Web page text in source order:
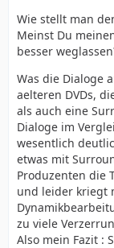
Wie stellt man
Meinst Du
besser
Was die Dialoge
aelteren DVDs,
als auch eine
Dialoge im
wesentlich
etwas mit
Produzenten die
und leider kriegt
zu viele
Also mein Fazit :